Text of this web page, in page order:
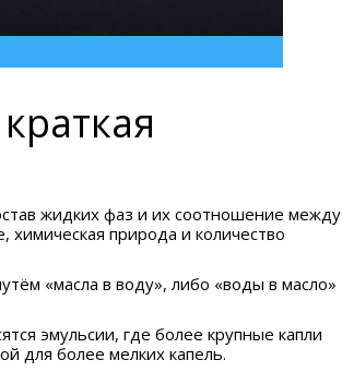
жидких фаз и их соотношение между
природа и количество
«масла в воду», либо «воды в масло»
эмульсии, где более крупные капли
для более мелких капель.